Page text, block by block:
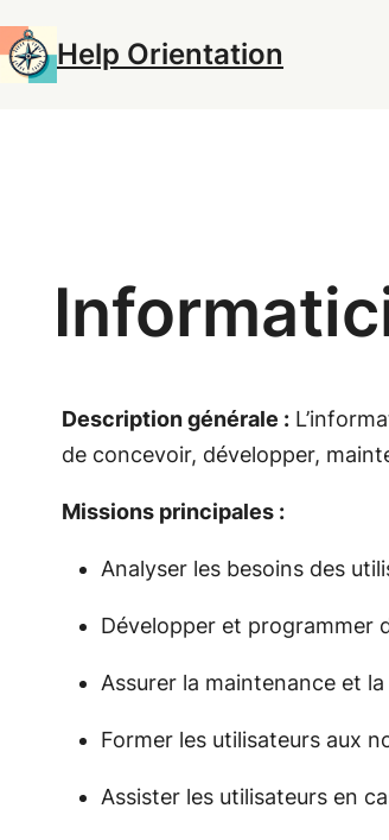
au
contenu
Help Orientation
Description générale :
de concevoir, développer,
Missions principales :
Analyser les besoins des
Développer et programmer
Assurer la maintenance et
Former les utilisateurs aux
Assister les utilisateurs en